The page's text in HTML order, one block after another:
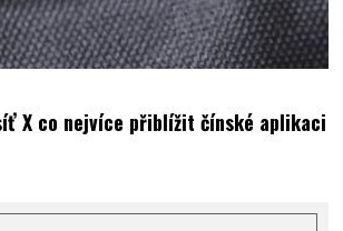
X co nejvíce přiblížit čínské aplikaci